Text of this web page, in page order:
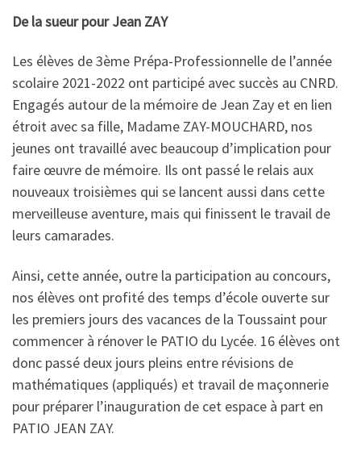
De la sueur pour Jean ZAY
Les élèves de 3ème Prépa-Professionnelle de l’année
scolaire 2021-2022 ont participé avec succès au CNRD.
Engagés autour de la mémoire de Jean Zay et en lien
étroit avec sa fille, Madame ZAY-MOUCHARD, nos
jeunes ont travaillé avec beaucoup d’implication pour
faire œuvre de mémoire. Ils ont passé le relais aux
nouveaux troisièmes qui se lancent aussi dans cette
merveilleuse aventure, mais qui finissent le travail de
leurs camarades.
Ainsi, cette année, outre la participation au concours,
nos élèves ont profité des temps d’école ouverte sur
les premiers jours des vacances de la Toussaint pour
commencer à rénover le PATIO du Lycée. 16 élèves ont
donc passé deux jours pleins entre révisions de
mathématiques (appliqués) et travail de maçonnerie
pour préparer l’inauguration de cet espace à part en
PATIO JEAN ZAY.